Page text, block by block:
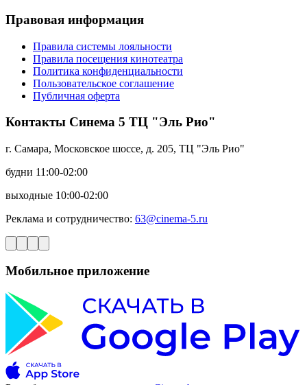
Правовая информация
Правила системы лояльности
Правила посещения кинотеатра
Политика конфиденциальности
Пользовательское соглашение
Публичная оферта
Контакты Синема 5 ТЦ "Эль Рио"
г. Самара, Московское шоссе, д. 205, ТЦ "Эль Рио"
будни 11:00-02:00
выходные 10:00-02:00
Реклама и сотрудничество: 63@cinema-5.ru
Мобильное приложение